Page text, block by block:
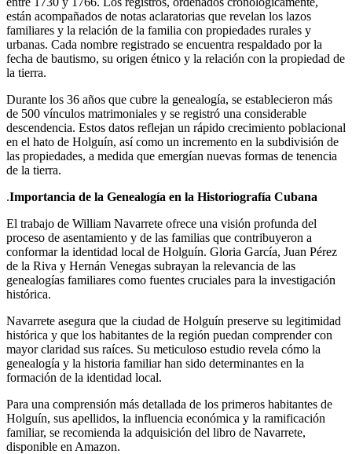
están acompañados de notas aclaratorias que revelan los lazos
familiares y la relación de la familia con propiedades rurales y
urbanas. Cada nombre registrado se encuentra respaldado por la
fecha de bautismo, su origen étnico y la relación con la propiedad de
la tierra.
Durante los 36 años que cubre la genealogía, se establecieron más
de 500 vínculos matrimoniales y se registró una considerable
descendencia. Estos datos reflejan un rápido crecimiento poblacional
en el hato de Holguín, así como un incremento en la subdivisión de
las propiedades, a medida que emergían nuevas formas de tenencia
de la tierra.
.Importancia de la Genealogía en la Historiografía Cubana
El trabajo de William Navarrete ofrece una visión profunda del
proceso de asentamiento y de las familias que contribuyeron a
conformar la identidad local de Holguín. Gloria García, Juan Pérez
de la Riva y Hernán Venegas subrayan la relevancia de las
genealogías familiares como fuentes cruciales para la investigación
histórica.
Navarrete asegura que la ciudad de Holguín preserve su legitimidad
histórica y que los habitantes de la región puedan comprender con
mayor claridad sus raíces. Su meticuloso estudio revela cómo la
genealogía y la historia familiar han sido determinantes en la
formación de la identidad local.
Para una comprensión más detallada de los primeros habitantes de
Holguín, sus apellidos, la influencia económica y la ramificación
familiar, se recomienda la adquisición del libro de Navarrete,
disponible en Amazon.